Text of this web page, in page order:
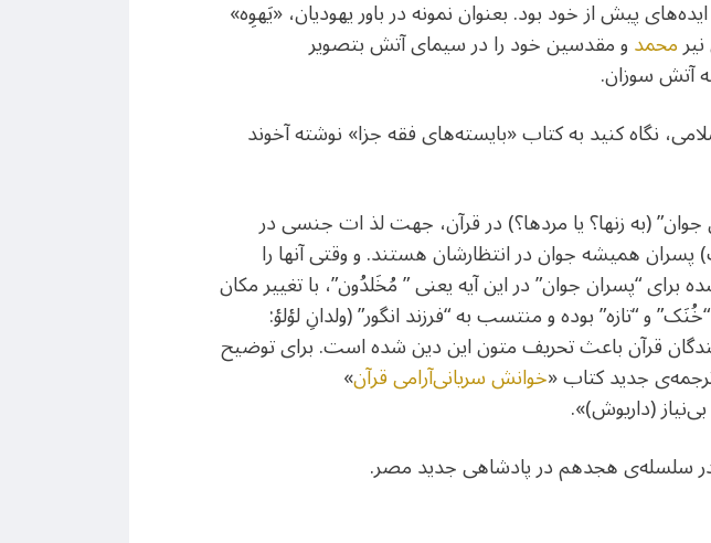
پیش از خود بود. بعنوان نمونه در باور یهودیان، «یَهوِه»
محمدو مقدسین خود را در سیمای آتش بتصویر
آتش سوزان.
نگاه کنید به کتاب «بایسته‌های فقه جزا» نوشته آخوند
جوان” (به زنها؟ یا مردها؟) در قرآن، جهت لذ ات جنسی در
«و در آنجا )بهشت) پسران همیشه جوان در انتظارشان هستند. و وقتی آنها را
برای “پسران جوان” در این آیه یعنی ” مُخَلدُون”، با تغییر مکان
و “تازه” بوده و منتسب به “فرزند انگور” (ولدانِ لؤلؤ:
قرآن باعث تحریف متون این دین شده است. برای توضیح
جدید کتاب «خوانش سریانی‌‌‌آرامی قرآن»
(داریوش)».